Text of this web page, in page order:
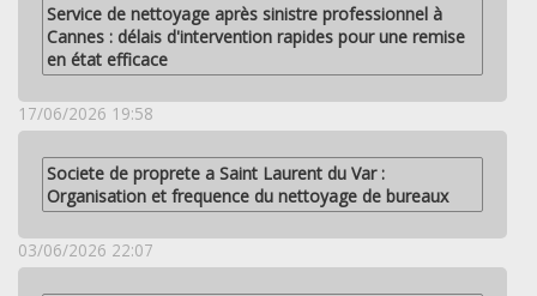
Service de nettoyage après sinistre professionnel à
Cannes : délais d'intervention rapides pour une remise
en état efficace
17/06/2026 19:58
Societe de proprete a Saint Laurent du Var :
Organisation et frequence du nettoyage de bureaux
03/06/2026 22:07